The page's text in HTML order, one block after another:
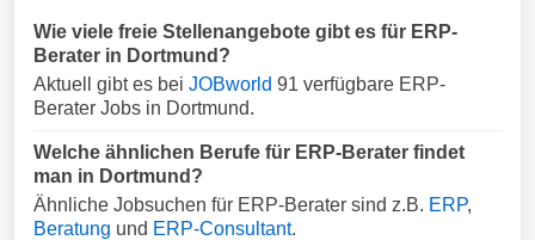
Wie viele freie Stellenangebote gibt es für ERP-
Berater in Dortmund?
Aktuell gibt es bei JOBworld 91 verfügbare ERP-
Berater Jobs in Dortmund.
Welche ähnlichen Berufe für ERP-Berater findet
man in Dortmund?
Ähnliche Jobsuchen für ERP-Berater sind z.B. ERP,
Beratung und ERP-Consultant.